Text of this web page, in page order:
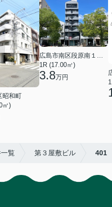
昭和町
㎡)
広島市南区段原南１丁目
1R (17.00㎡)
3.8万円
覧 第３屋敷ビル 401